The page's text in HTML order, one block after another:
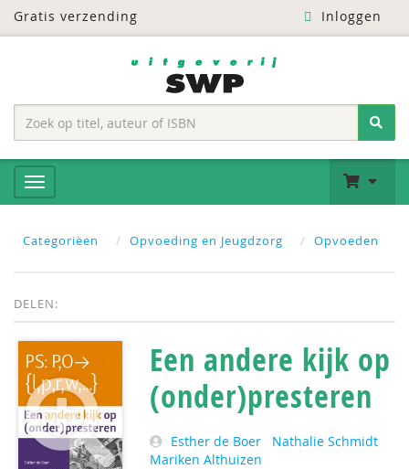
Gratis verzending Inloggen
Categoriëen Opvoeding en Jeugdzorg Opvoeden
DELEN:
Een andere kijk op
(onder)presteren
Esther de Boer
Nathalie Schmidt
Mariken Althuizen